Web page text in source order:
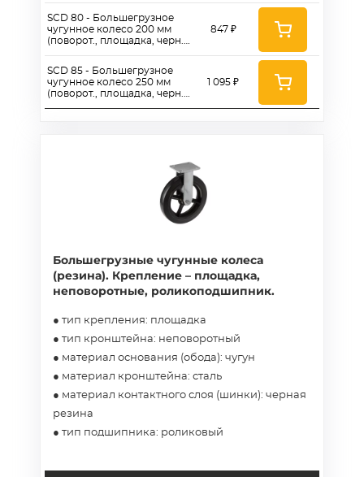
SCD 80 - Большегрузное
чугунное колесо 200 мм
(поворот., площадка, черн.
SCD 85 - Большегрузное
чугунное колесо 250 мм
(поворот., площадка, черн.
847 ₽
1 095 ₽
Большегрузные чугунные колеса
(резина). Крепление – площадка,
неповоротные, роликоподшипник.
● тип крепления: площадка
● тип кронштейна: неповоротный
● материал основания (обода): чугун
● материал кронштейна: сталь
● материал контактного слоя (шинки): черная
резина
● тип подшипника: роликовый